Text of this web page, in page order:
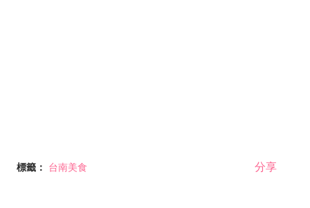
標籤： 台南美食 分享